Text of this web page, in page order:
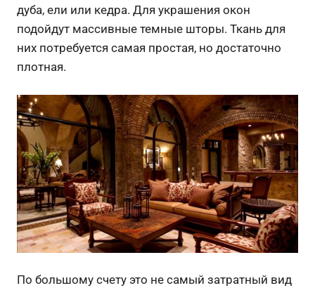
дуба, ели или кедра. Для украшения окон
подойдут массивные темные шторы. Ткань для
них потребуется самая простая, но достаточно
плотная.
По большому счету это не самый затратный вид